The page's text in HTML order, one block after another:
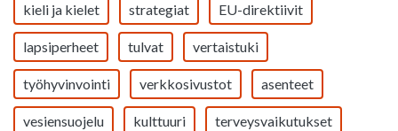
kieli ja kielet strategiat EU-direktiivit
lapsiperheet tulvat vertaistuki
työhyvinvointi verkkosivustot asenteet
vesiensuojelu kulttuuri terveysvaikutukset